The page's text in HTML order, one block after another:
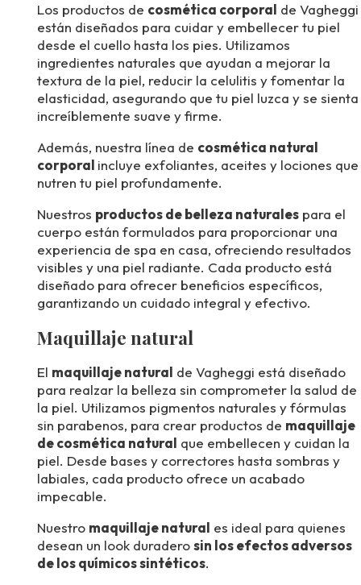
Los productos de cosmética corporal de Vagheggi
están diseñados para cuidar y embellecer tu piel
desde el cuello hasta los pies. Utilizamos
ingredientes naturales que ayudan a mejorar la
textura de la piel, reducir la celulitis y fomentar la
elasticidad, asegurando que tu piel luzca y se sienta
increíblemente suave y firme.
Además, nuestra línea de cosmética natural
corporal incluye exfoliantes, aceites y lociones que
nutren tu piel profundamente.
Nuestros productos de belleza naturales para el
cuerpo están formulados para proporcionar una
experiencia de spa en casa, ofreciendo resultados
visibles y una piel radiante. Cada producto está
diseñado para ofrecer beneficios específicos,
garantizando un cuidado integral y efectivo.
Maquillaje natural
El maquillaje natural de Vagheggi está diseñado
para realzar la belleza sin comprometer la salud de
la piel. Utilizamos pigmentos naturales y fórmulas
sin parabenos, para crear productos de maquillaje
de cosmética natural que embellecen y cuidan la
piel. Desde bases y correctores hasta sombras y
labiales, cada producto ofrece un acabado
impecable.
Nuestro maquillaje natural es ideal para quienes
desean un look duraderosin los efectos adversos
de los químicos sintéticos.